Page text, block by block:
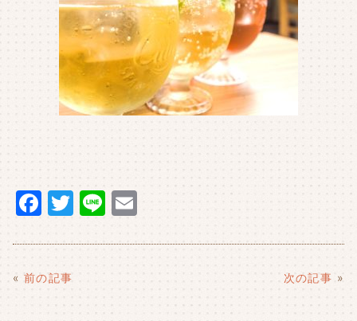
F
c
e
b
T
it
Li
e ai
l
« 前の記事 次の記事 »